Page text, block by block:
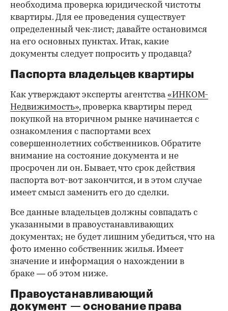
необходима проверка юридической чистоты
квартиры. Для ее проведения существует
определенный чек-лист; давайте остановимся
на его основных пунктах. Итак, какие
документы следует попросить у продавца?
Паспорта владельцев квартиры
Как утверждают эксперты агентства«ИНКОМ-
Недвижимость», проверка квартиры перед
покупкой на вторичном рынке начинается с
ознакомления с паспортами всех
совершеннолетних собственников. Обратите
внимание на состояние документа и не
просрочен ли он. Бывает, что срок действия
паспорта вот-вот закончится, и в этом случае
имеет смысл заменить его до сделки.
Все данные владельцев должны совпадать с
указанными в правоустанавливающих
документах; не будет лишним убедиться, что на
фото именно собственник жилья. Имеет
значение и информация о нахождении в
браке — об этом ниже.
Правоустанавливающий
документ — основание права